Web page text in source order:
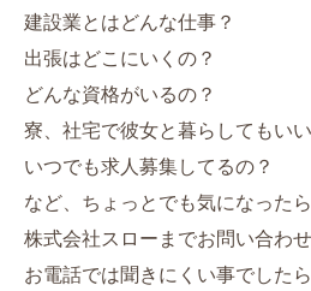
建設業とはどんな仕事？
出張はどこにいくの？
どんな資格がいるの？
寮、社宅で彼女と暮らしてもい
いつでも求人募集してるの？
など、ちょっとでも気になったら
株式会社スローまでお問い合わ
お電話では聞きにくい事でした